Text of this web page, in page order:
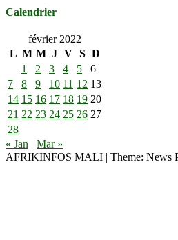
Calendrier
février 2022
L M M J V S D
1
2 3 4 5
6
7
8 9 10 11 12 13
14 15 16 17 18 19 20
21 22 23 24 25 26 27
28
« Jan
Mar »
AFRIKINFOS MALI | Theme: News